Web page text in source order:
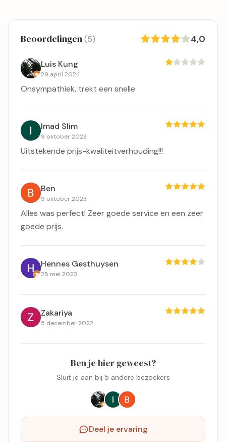
Beoordelingen(5) 4,0
Luis Kung
29 april 2024
Onsympathiek, trekt een snelle
Imad Slim
9 oktober 2023
Uitstekende prijs-kwaliteitverhouding!!!
Ben
9 oktober 2023
Alles was perfect! Zeer goede service en een zeer
goede prijs.
Hennes Gesthuysen
28 mei 2023
Zakariya
5 december 2022
Ben je hier geweest?
Sluit je aan bij 5 andere bezoekers
Deel je ervaring